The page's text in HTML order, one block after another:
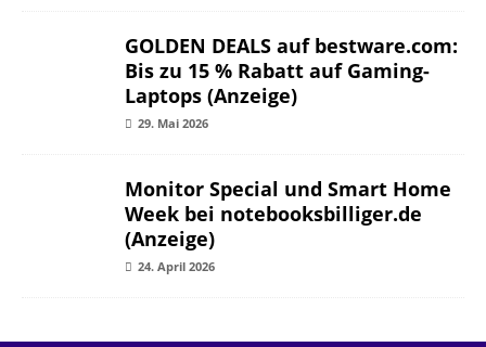
GOLDEN DEALS auf bestware.com: Bis zu 15
% Rabatt auf Gaming-Laptops (Anzeige)
Week bei notebooksbilliger.de
(Anzeige)
24. April 2026